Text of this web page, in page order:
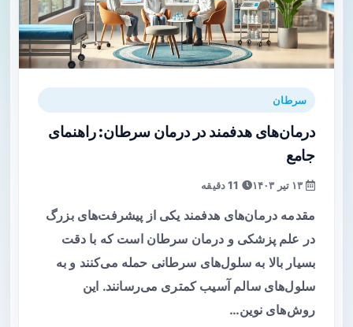
سرطان
درمان‌های هدفمند در درمان سرطان: راهنمای
جامع
مقدمه درمان‌های هدفمند یکی از پیشرفت‌های بزرگ
در علم پزشکی و درمان سرطان است که با دقت
بسیار بالا به سلول‌های سرطانی حمله می‌کنند و به
سلول‌های سالم آسیب کمتری می‌رسانند. این
روش‌های نوین…